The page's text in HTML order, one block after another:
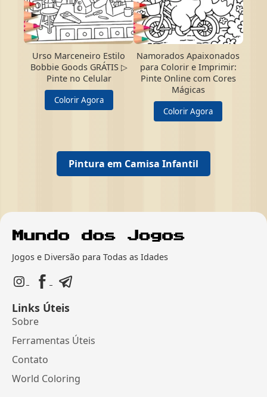
Urso Marceneiro Estilo
Bobbie Goods GRÁTIS ▷
Pinte no Celular
Colorir Agora
Namorados Apaixonados
para Colorir e Imprimir:
Pinte Online com Cores
Mágicas
Colorir Agora
Pintura em Camisa Infantil
Jogos e Diversão para Todas as Idades
Links Úteis
Sobre
Ferramentas Úteis
Contato
World Coloring